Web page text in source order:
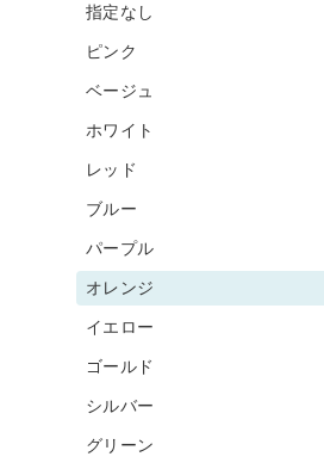
指定なし
ピンク
ベージュ
ホワイト
レッド
ブルー
パープル
オレンジ
イエロー
ゴールド
シルバー
グリーン